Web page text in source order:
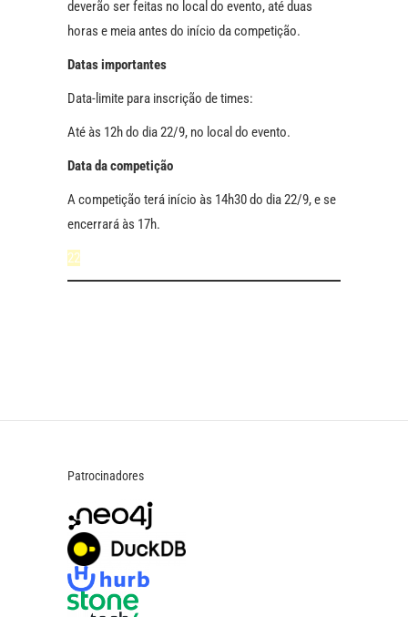
deverão ser feitas no local do evento, até duas
horas e meia antes do início da competição.
Datas importantes
Data-limite para inscrição de times:
Até às 12h do dia 22/9, no local do evento.
Data da competição
A competição terá início às 14h30 do dia 22/9, e se
encerrará às 17h.
22
Patrocinadores